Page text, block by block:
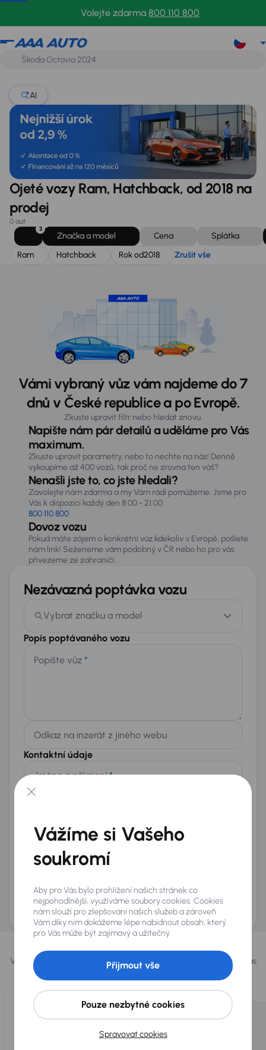
Volejte zdarma 800 110 800
Ram
AI
Ojeté vozy Ram, Hatchback, od 2018 na
prodej
0 aut
3
Značka a model Cena
Splátka
Ram
Hatchback Rok od2018 Zrušit vše
Vámi vybraný vůz vám najdeme do 7
dnů v České republice a po Evropě.
Zkuste upravit filtr nebo hledat znovu.
Napište nám pár detailů a uděláme pro Vás
maximum.
Zkuste upravit parametry, nebo to nechte na nás! Denně
vykoupíme až 400 vozů, tak proč ne zrovna ten váš?
Nenašli jste to, co jste hledali?
Zavolejte nám zdarma a my Vám rádi pomůžeme. Jsme pro
Vás k dispozici každý den 8:00 - 21:00.
800 110 800
Dovoz vozu
Pokud máte zájem o konkrétní vůz kdekoliv v Evropě, pošlete
nám link! Seženeme vám podobný v ČR nebo ho pro vás
přivezeme ze zahraničí.
Nezávazná poptávka vozu
Vybrat značku a model
Popis poptávaného vozu
Popište vůz *
Odkaz na inzerát z jiného webu
Kontaktní údaje
Jméno a příjmení*
+420
E-mail*
Přeji si dostávat informace o atraktivních slevových
nabídkách
AURES Holdings a.s., se sídlem Dopraváků 874/15, Čimice, 184 00 Praha 8 bude
uchovávat a zpracovávat vaše osobní údaje v souladu se zásadami ochrany a
zpracováníosobních údajů.
Vybrali jsme pro vás
Vybíráme pro vás ty nejlepší vozy
z naší nabídky. Každý den pro vás
vykoupíme až 400 vozů
Vážíme si Vašeho
soukromí
Aby pro Vás bylo prohlížení našich stránek co
nejpohodlnější, využíváme soubory cookies. Cookies
nám slouží pro zlepšování našich služeb a zároveň
Vám díky nim dokážeme lépe nabídnout obsah, který
pro Vás může být zajímavý a užitečný.
Spravovat cookies
Pouze nezbytné cookies
Přijmout vše